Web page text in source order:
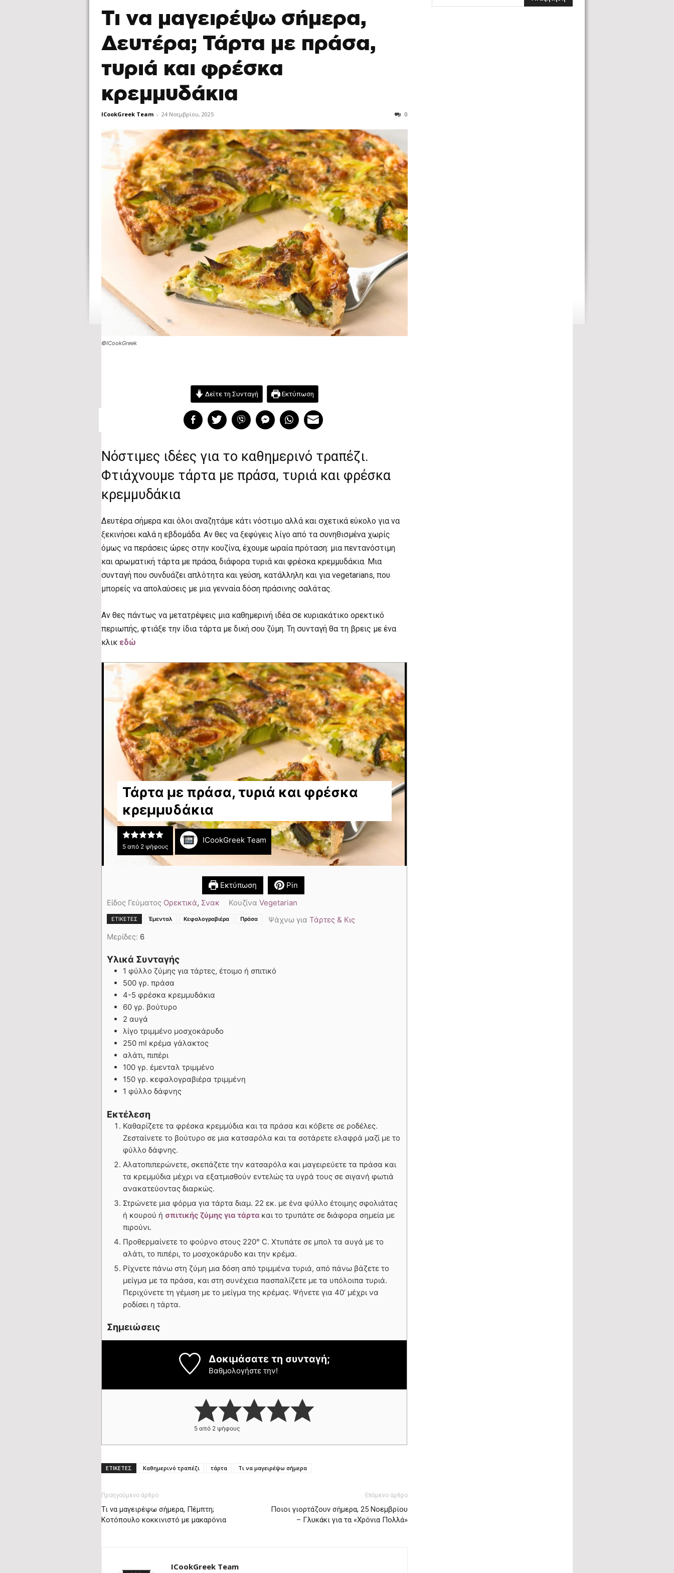
Τι να μαγειρέψω σήμερα,
Δευτέρα; Τάρτα με πράσα,
τυριά και φρέσκα
κρεμμυδάκια
ICookGreek Team - 24 Νοεμβρίου, 2025 0
©ICookGreek
Δείτε τη Συνταγή Εκτύπωση
Νόστιμες ιδέες για το καθημερινό τραπέζι.
Φτιάχνουμε τάρτα με πράσα, τυριά και φρέσκα
κρεμμυδάκια
Δευτέρα σήμερα και όλοι αναζητάμε κάτι νόστιμο αλλά και σχετικά εύκολο για να
ξεκινήσει καλά η εβδομάδα. Αν θες να ξεφύγεις λίγο από τα συνηθισμένα χωρίς
όμως να περάσεις ώρες στην κουζίνα, έχουμε ωραία πρόταση: μια πεντανόστιμη
και αρωματική τάρτα με πράσα, διάφορα τυριά και φρέσκα κρεμμυδάκια. Μια
συνταγή που συνδυάζει απλότητα και γεύση, κατάλληλη και για vegetarians, που
μπορείς να απολαύσεις με μια γενναία δόση πράσινης σαλάτας.
Αν θες πάντως να μετατρέψεις μια καθημερινή ιδέα σε κυριακάτικο ορεκτικό
περιωπής, φτιάξε την ίδια τάρτα με δική σου ζύμη. Τη συνταγή θα τη βρεις με ένα
κλικ εδώ
Τάρτα με πράσα, τυριά και φρέσκα
κρεμμυδάκια
5από 2ψήφους
ICookGreek Team
Εκτύπωση
Pin
Είδος Γεύματος Ορεκτικά, Σνακ ΚουζίναVegetarian
ΕΤΙΚΈΤΕΣ Έμενταλ Κεφαλογραβιέρα Πράσα Ψάχνω γιαΤάρτες & Κις
Μερίδες: 6
Υλικά Συνταγής
1 φύλλο ζύμης για τάρτες, έτοιμο ή σπιτικό
500 γρ. πράσα
4-5 φρέσκα κρεμμυδάκια
60 γρ. βούτυρο
2 αυγά
λίγο τριμμένο μοσχοκάρυδο
250 ml κρέμα γάλακτος
αλάτι, πιπέρι
100 γρ. έμενταλ τριμμένο
150 γρ. κεφαλογραβιέρα τριμμένη
1 φύλλο δάφνης
Εκτέλεση
Καθαρίζετε τα φρέσκα κρεμμύδια και τα πράσα και κόβετε σε ροδέλες.
Ζεσταίνετε το βούτυρο σε μια κατσαρόλα και τα σοτάρετε ελαφρά μαζί με το
φύλλο δάφνης.
Αλατοπιπερώνετε, σκεπάζετε την κατσαρόλα και μαγειρεύετε τα πράσα και
τα κρεμμύδια μέχρι να εξατμισθούν εντελώς τα υγρά τους σε σιγανή φωτιά
ανακατεύοντας διαρκώς.
Στρώνετε μια φόρμα για τάρτα διαμ. 22 εκ. με ένα φύλλο έτοιμης σφολιάτας
ή κουρού ή σπιτικής ζύμης για τάρτα και το τρυπάτε σε διάφορα σημεία με
πιρούνι.
Προθερμαίνετε το φούρνο στους 220° C. Χτυπάτε σε μπολ τα αυγά με το
αλάτι, το πιπέρι, το μοσχοκάρυδο και την κρέμα.
Ρίχνετε πάνω στη ζύμη μια δόση από τριμμένα τυριά, από πάνω βάζετε το
μείγμα με τα πράσα, και στη συνέχεια πασπαλίζετε με τα υπόλοιπα τυριά.
Περιχύνετε τη γέμιση με το μείγμα της κρέμας. Ψήνετε για 40’ μέχρι να
ροδίσει η τάρτα.
Σημειώσεις
Δοκιμάσατε τη συνταγή;
Βαθμολογήστε την!
5 από 2 ψήφους
ΕΤΙΚΕΤΕΣ Καθημερινό τραπέζι τάρτα Τι να μαγειρέψω σήμερα
Προηγούμενο άρθρο
Τι να μαγειρέψω σήμερα, Πέμπτη;
Κοτόπουλο κοκκινιστό με μακαρόνια
Επόμενο άρθρο
Ποιοι γιορτάζουν σήμερα, 25 Νοεμβρίου
– Γλυκάκι για τα «Χρόνια Πολλά»
ICookGreek Team